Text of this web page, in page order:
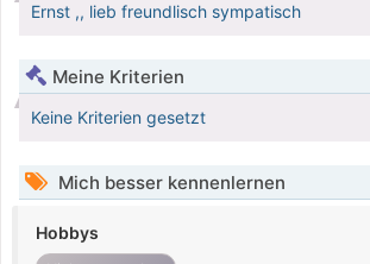
Ernst ,, lieb freundlisch sympatisch
Meine Kriterien
Keine Kriterien gesetzt
Mich besser kennenlernen
Hobbys